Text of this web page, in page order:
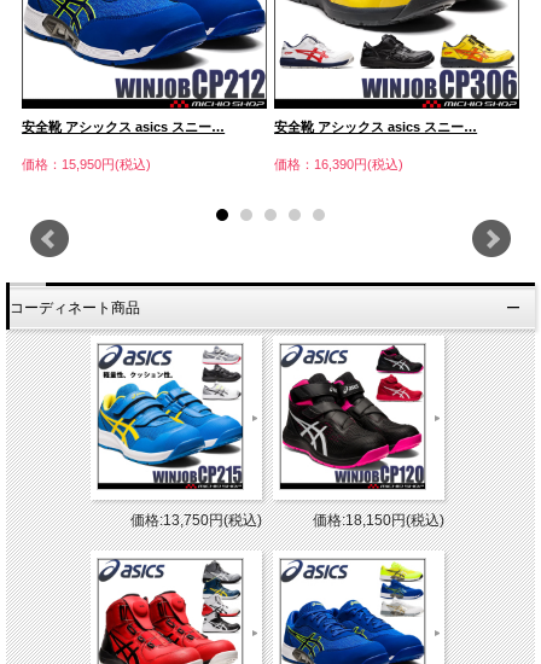
安全靴 アシックス asics スニー…
価格：15,950円(税込)
安全靴 アシックス asics スニー…
価格：16,390円(税込)
コーディネート商品
価格:13,750円(税込) 価格:18,150円(税込)